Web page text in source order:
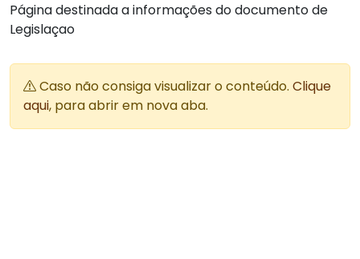
Página destinada a informações do documento de
Legislaçao
Caso não consiga visualizar o conteúdo. Clique
aqui, para abrir em nova aba.